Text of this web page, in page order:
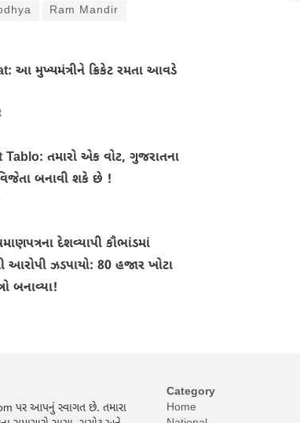
Ram Mandir
આ મુખ્યમંત્રીને ક્રિકેટ રમતા આવડે
Tablo: તમારો એક વોટ, ગુજરાતના
બનાવી શકે છે !
દેશવ્યાપી કૌભાંડમાં
આરોપી ઝડપાયો: 80 હજાર ખોટા
બનાવ્યા!
પર આપનું સ્વાગત છે. તમારા
Category
Home